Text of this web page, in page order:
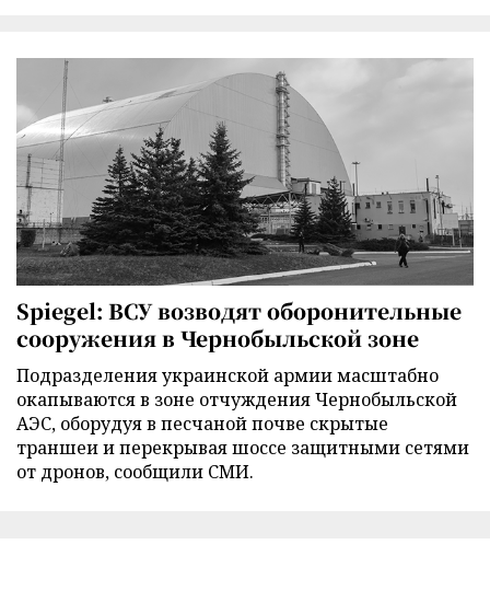
Spiegel: ВСУ возводят оборонительные
сооружения в Чернобыльской зоне
Подразделения украинской армии масштабно
окапываются в зоне отчуждения Чернобыльской
АЭС, оборудуя в песчаной почве скрытые
траншеи и перекрывая шоссе защитными сетями
от дронов, сообщили СМИ.